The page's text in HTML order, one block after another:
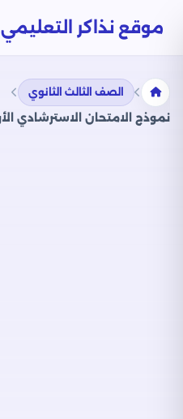
موقع نذاكر التعليمي
الصف الثالث الثانوي